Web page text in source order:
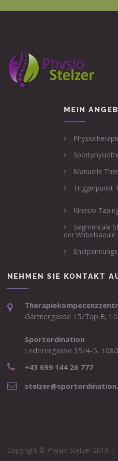
MEIN
Manuelle
Triggerpunkt
Kinesio
Segmentale
der Wirbelsaeule
NEHMEN SIE KONTAKT
Gärtnergasse 15/Top B,
Sportordination
Lederergasse 35/4-5,
+43 699 144 26 777
Copyright © Physio Stelzer 2018. |